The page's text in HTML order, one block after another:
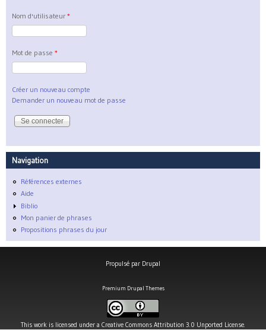
Nom d'utilisateur *
Mot de passe *
Créer un nouveau compte
Demander un nouveau mot de passe
Navigation
Références externes
Aide
Biblio
Mon panier de phrases
Propositions phrases du jour
Propulsé par Drupal
Premium Drupal Themes
This work is licensed under a Creative Commons Attribution 3.0 Unported License.